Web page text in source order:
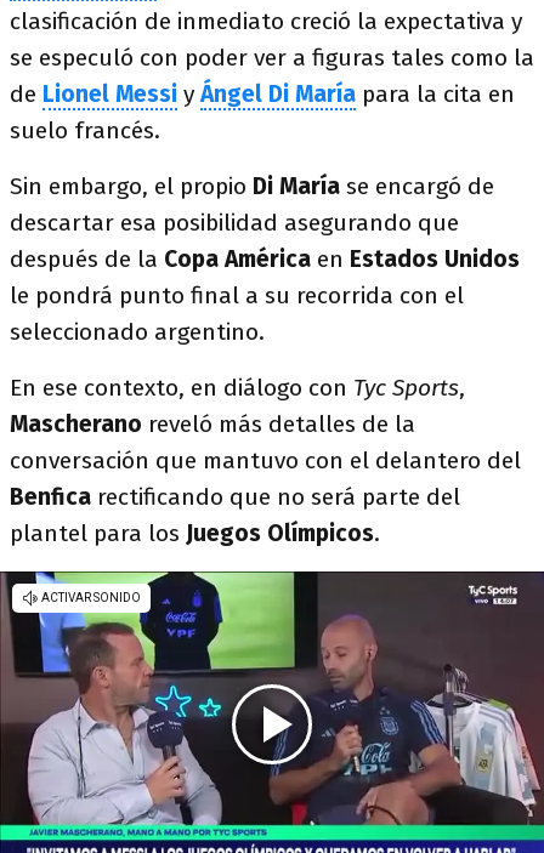
clasificación de inmediato creció la expectativa y
se especuló con poder ver a figuras tales como la
de Lionel Messi yÁngel Di María para la cita en
suelo francés.
Sin embargo, el propio Di María se encargó de
descartar esa posibilidad asegurando que
después de la Copa América en Estados Unidos
le pondrá punto final a su recorrida con el
seleccionado argentino.
En ese contexto, en diálogo con Tyc Sports,
Mascherano reveló más detalles de la
conversación que mantuvo con el delantero del
Benfica rectificando que no será parte del
plantel para los Juegos Olímpicos.